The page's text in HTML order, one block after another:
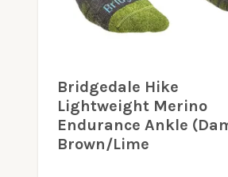
Bridgedale Hike
Lightweight Merino
Endurance Ankle
Brown/Lime